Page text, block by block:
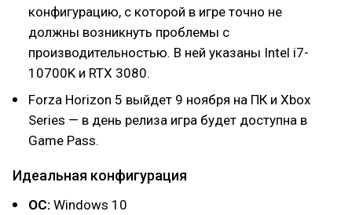
конфигурацию, с которой в игре точно не
должны возникнуть проблемы с
производительностью. В ней указаны Intel i7-
10700K и RTX 3080.
Forza Horizon 5 выйдет 9 ноября на ПК и Xbox
Series — в день релиза игра будет доступна в
Game Pass.
Идеальная конфигурация
ОС: Windows 10